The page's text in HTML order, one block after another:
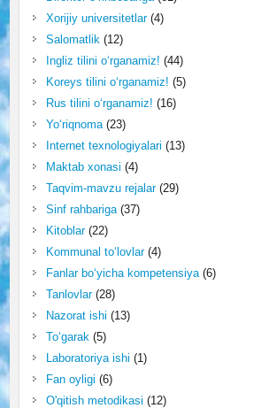
Xorijiy universitetlar(4)
Salomatlik (12)
Ingliz tilini o‘rganamiz! (44)
Koreys tilini o‘rganamiz! (5)
Rus tilini o‘rganamiz! (16)
Yo‘riqnoma(23)
Internet texnologiyalari (13)
Maktab xonasi (4)
Taqvim-mavzu rejalar(29)
Sinf rahbariga(37)
Kitoblar(22)
Kommunal to‘lovlar(4)
Fanlar bo‘yicha kompetensiya(6)
Tanlovlar(28)
Nazorat ishi (13)
To‘garak (5)
Laboratoriya ishi (1)
Fan oyligi (6)
O'qitish metodikasi (12)